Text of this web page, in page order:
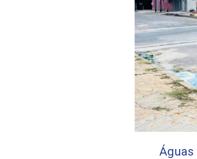
Águas